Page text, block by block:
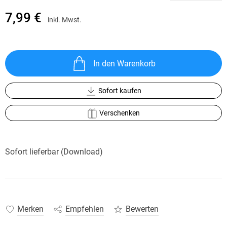
7,99 € inkl. Mwst.
In den Warenkorb
Sofort kaufen
Verschenken
Sofort lieferbar (Download)
Merken Empfehlen Bewerten